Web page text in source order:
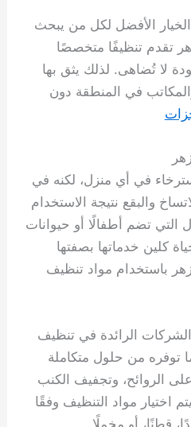
الأفضل لكل من يبحث
تقدم تنظيفًا متخصصًا
لا تُضاهى. لذلك يثق بها
في المنطقة دون
في أي منزل، لكنه في
والبقع نتيجة الاستخدام
التي تضم أطفالًا أو حيوانات
كلين خدماتها بصفتها
باستخدام مواد تنظيف
الرائدة في تنظيف
توفره من حلول متكاملة
الروائح، وتجفيف الكنب
اختيار مواد التنظيف وفقًا